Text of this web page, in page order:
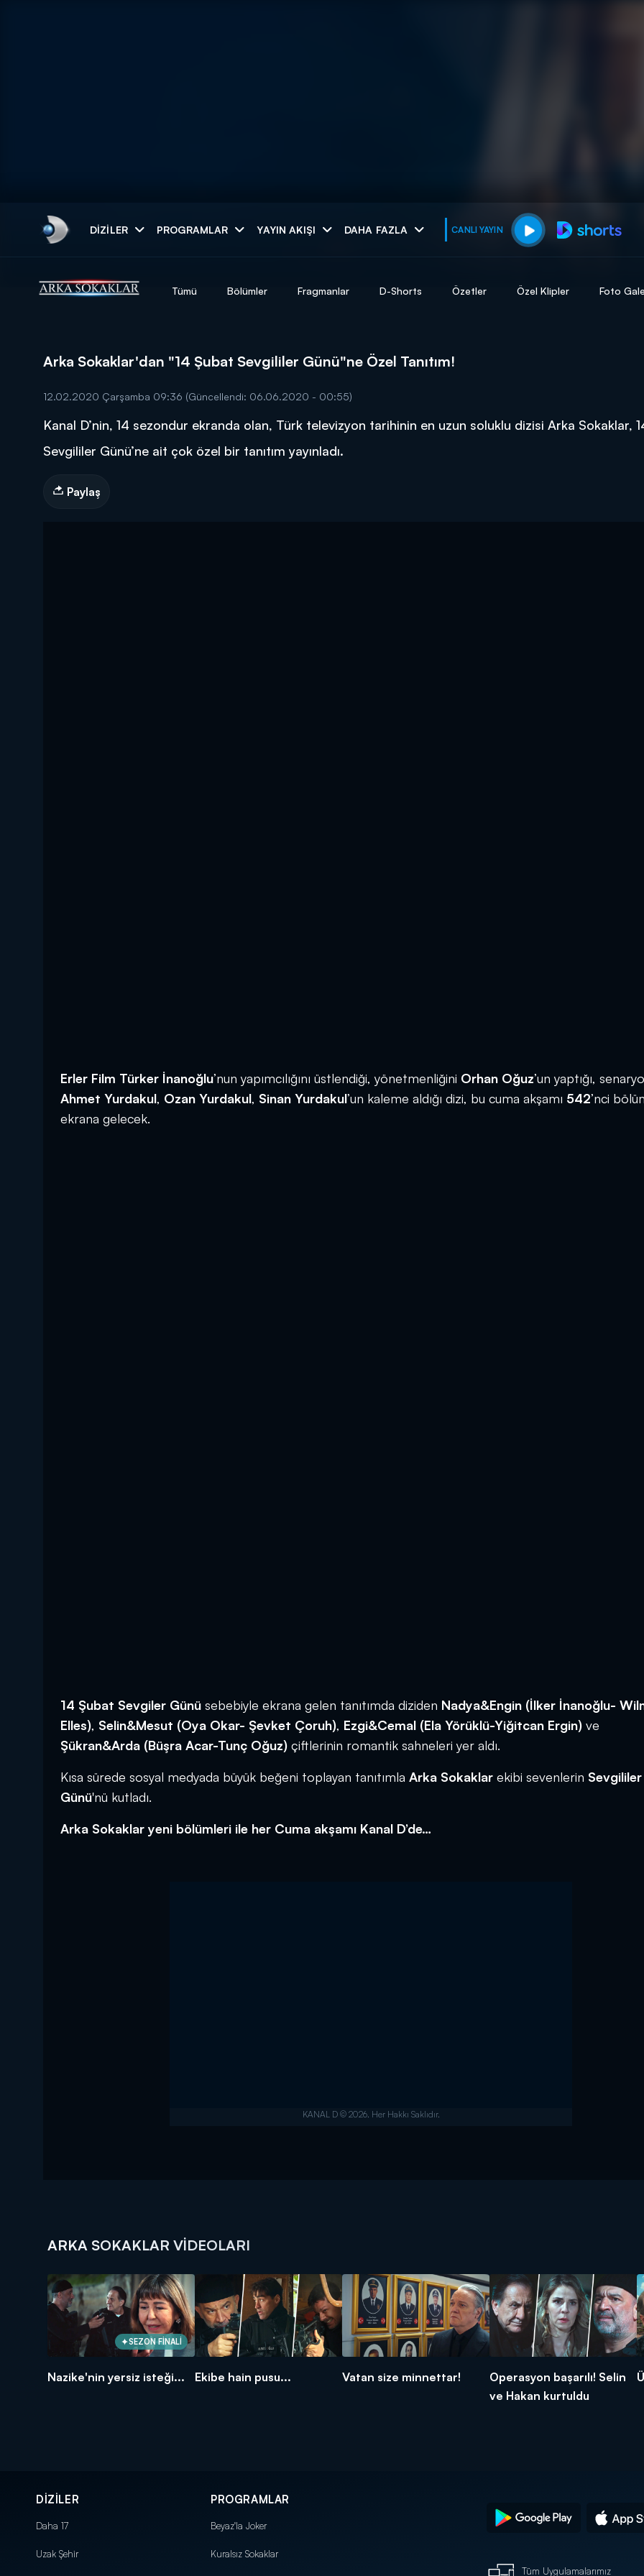
DIZILER PROGRAMLAR YAYIN AKIŞI DAHA FAZLA CANLI YAYIN
muhteşem ikili
DİĞER SONUÇLAR
Tümü Bölümler Fragmanlar D-Shorts Özetler Özel Klipler Foto
Arka Sokaklar'dan "14 Şubat Sevgililer Günü"ne Özel Tanıtım!
12.02.2020 Çarşamba 09:36 (Güncellendi: 06.06.2020 - 00:55)
Kanal D’nin, 14 sezondur ekranda olan, Türk televizyon tarihinin en uzun soluklu dizisi Arka Sokaklar,
Sevgililer Günü’ne ait çok özel bir tanıtım yayınladı.
Paylaş
Erler Film Türker İnanoğlu’nun yapımcılığını üstlendiği, yönetmenliğini Orhan Oğuz’un yaptığı,
Ahmet Yurdakul, Ozan Yurdakul, Sinan Yurdakul’un kaleme aldığı dizi, bu cuma akşamı 542’nci
ekrana gelecek.
14 Şubat Sevgiler Günü sebebiyle ekrana gelen tanıtımda diziden Nadya&Engin (İlker İnanoğlu-
Elles), Selin&Mesut (Oya Okar- Şevket Çoruh), Ezgi&Cemal (Ela Yörüklü-Yiğitcan Ergin) ve
Şükran&Arda (Büşra Acar-Tunç Oğuz) çiftlerinin romantik sahneleri yer aldı.
Kısa sürede sosyal medyada büyük beğeni toplayan tanıtımla Arka Sokaklar ekibi sevenlerin Sevgililer
Günü'nü kutladı.
Arka Sokaklar yeni bölümleri ile her Cuma akşamı Kanal D’de…
ARKA SOKAKLAR VIDEOLARI
SEZON FİNALİ
Nazike'nin yersiz isteği... Ekibe hain pusu... Vatan size minnettar!
Operasyon başarılı! Selin
ve Hakan kurtuldu
DİZİLER
Daha 17
Uzak Şehir
PROGRAMLAR
Beyaz'la Joker
Kuralsız Sokaklar
Tüm Uygulamalarımız